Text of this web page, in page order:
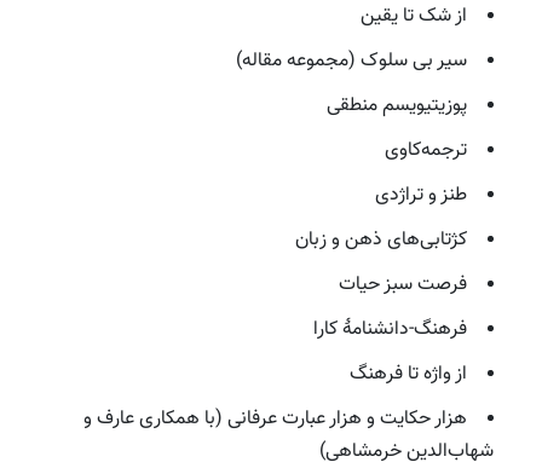
از شک تا یقین
سیر بی سلوک (مجموعه مقاله)
پوزیتیویسم منطقی
ترجمه‌کاوی
طنز و تراژدی
کژتابی‌های ذهن و زبان
فرصت سبز حیات
فرهنگ-دانشنامهٔ کارا
از واژه تا فرهنگ
هزار حکایت و هزار عبارت عرفانی (با همکاری عارف و
شهاب‌الدین خرمشاهی)